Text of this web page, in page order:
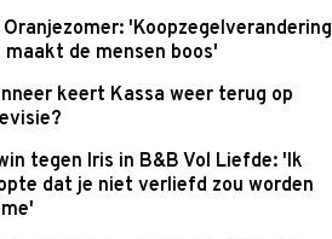
Oranjezomer: 'Koopzegelverandering
maakt de mensen boos'
keert Kassa weer terug op
tegen Iris in B&B Vol Liefde: 'Ik
dat je niet verliefd zou worden